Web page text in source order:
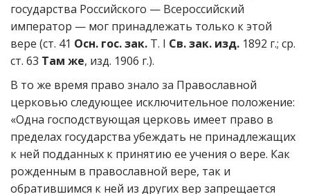
государства Российского — Всероссийский
император — мог принадлежать только к этой
вере (ст. 41 Осн. гос. зак. Т. I Св. зак. изд. 1892 г.; ср.
ст. 63 Там же, изд. 1906 г.).
В то же время право знало за Православной
церковью следующее исключительное положение:
«Одна господствующая церковь имеет право в
пределах государства убеждать не принадлежащих
к ней подданных к принятию ее учения о вере. Как
рожденным в православной вере, так и
обратившимся к ней из других вер запрещается